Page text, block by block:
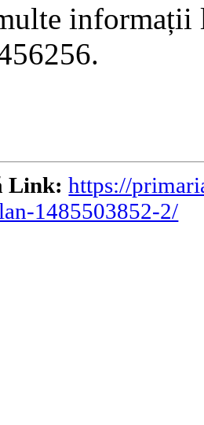
informații
Link: https://
1485503852-2/